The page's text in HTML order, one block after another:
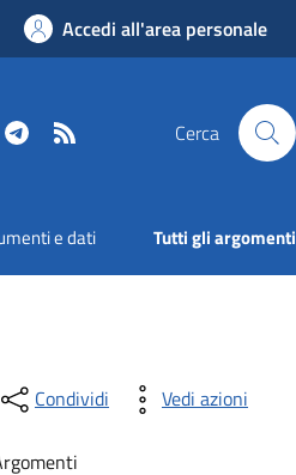
Accedi all'area personale
Telegram Cerca
e dati Tutti gli argomenti
Condividi Vedi azioni